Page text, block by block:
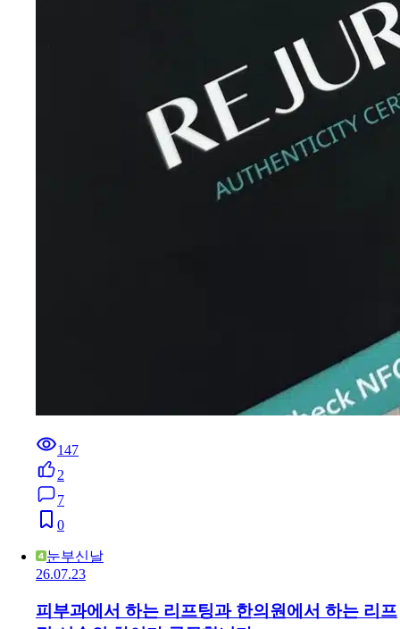
147
2
7
0
눈부신날
26.07.23
피부과에서 하는 리프팅과 한의원에서 하는 리프